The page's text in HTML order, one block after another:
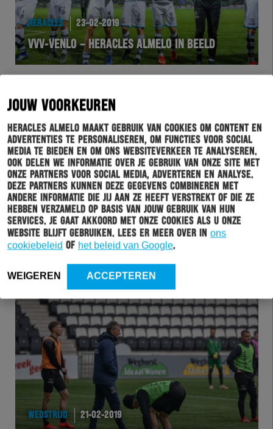
JOUW VOORKEUREN
Heracles Almelo maakt gebruik van cookies om content en
advertenties te personaliseren, om functies voor social
media te bieden en om ons websiteverkeer te analyseren.
Ook delen we informatie over je gebruik van onze site met
onze partners voor social media, adverteren en analyse.
Deze partners kunnen deze gegevens combineren met
andere informatie die jij aan ze heeft verstrekt of die ze
hebben verzameld op basis van jouw gebruik van hun
services. Je gaat akkoord met onze cookies als u onze
website blijft gebruiken. Lees er meer over in ons
cookiebeleid of het beleid van Google.
WEIGEREN ACCEPTEREN
HERACLES 23-02-2019
VVV-VENLO – HERACLES ALMELO IN BEELD
WEDSTRIJD 22-02-2019
HERACLES ALMELO PAKT ZEGE IN VENLO
WEDSTRIJD 21-02-2019